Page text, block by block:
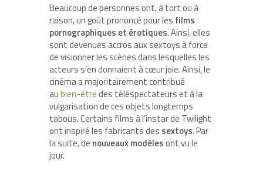
Beaucoup de personnes ont, à tort ou à
raison, un goût prononcé pour les films
pornographiques et érotiques. Ainsi, elles
sont devenues accros aux sextoys à force
de visionner les scènes dans lesquelles les
acteurs s’en donnaient à cœur joie. Ainsi, le
cinéma a majoritairement contribué
aubien-êtredes téléspectateurs et à la
vulgarisation de ces objets longtemps
tabous. Certains films à l’instar de Twilight
ont inspiré les fabricants des sextoys. Par
la suite, de nouveaux modèlesont vu le
jour.